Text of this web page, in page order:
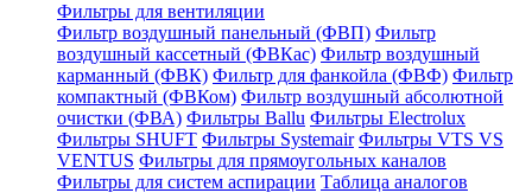
Фильтры для вентиляции
Фильтр воздушный панельный (ФВП) Фильтр
воздушный кассетный (ФВКас) Фильтр воздушный
карманный (ФВК) Фильтр для фанкойла (ФВФ) Фильтр
компактный (ФВКом) Фильтр воздушный абсолютной
очистки (ФВА) Фильтры Ballu Фильтры Electrolux
Фильтры SHUFT Фильтры Systemair Фильтры VTS VS
VENTUS Фильтры для прямоугольных каналов
Фильтры для систем аспирации Таблица аналогов